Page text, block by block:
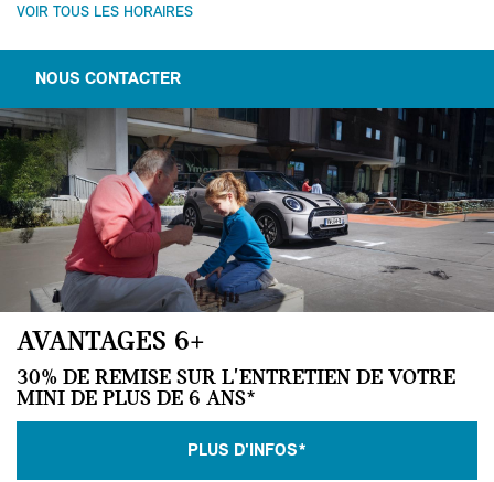
VOIR TOUS LES HORAIRES
NOUS CONTACTER
AVANTAGES 6+
30% DE REMISE SUR L'ENTRETIEN DE VOTRE
MINI DE PLUS DE 6 ANS*
PLUS D'INFOS*